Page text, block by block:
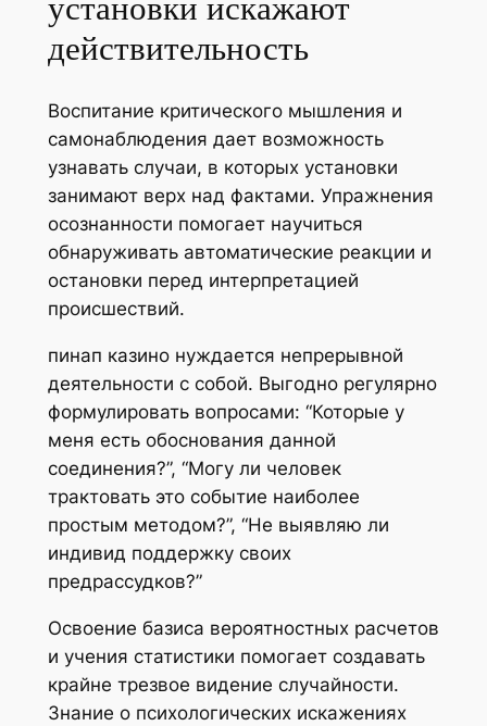
действительность
Воспитание критического мышления и
самонаблюдения дает возможность
узнавать случаи, в которых установки
занимают верх над фактами. Упражнения
осознанности помогает научиться
обнаруживать автоматические реакции и
остановки перед интерпретацией
происшествий.
пинап казино нуждается непрерывной
деятельности с собой. Выгодно регулярно
формулировать вопросами: “Которые у
меня есть обоснования данной
соединения?”, “Могу ли человек
трактовать это событие наиболее
простым методом?”, “Не выявляю ли
индивид поддержку своих
предрассудков?”
Освоение базиса вероятностных расчетов
и учения статистики помогает создавать
крайне трезвое видение случайности.
Знание о психологических искажениях